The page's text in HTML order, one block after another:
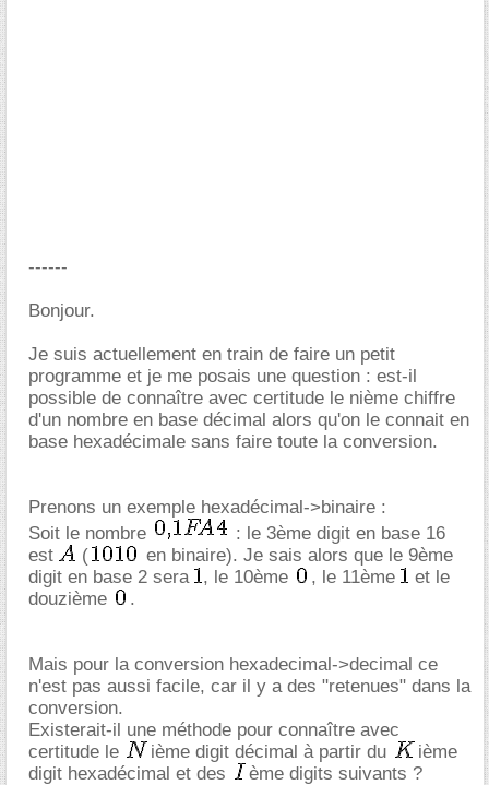
------
Bonjour.
Je suis actuellement en train de faire un petit
programme et je me posais une question : est-il
possible de connaître avec certitude le nième chiffre
d'un nombre en base décimal alors qu'on le connait en
base hexadécimale sans faire toute la conversion.
Prenons un exemple hexadécimal->binaire :
Soit le nombre
: le 3ème digit en base 16
est
(
en binaire). Je sais alors que le 9ème
digit en base 2 sera
, le 10ème , le 11ème
et le
douzième
.
Mais pour la conversion hexadecimal->decimal ce
n'est pas aussi facile, car il y a des "retenues" dans la
conversion.
Existerait-il une méthode pour connaître avec
certitude le
ième digit décimal à partir du
ième
digit hexadécimal et des
ème digits suivants ?